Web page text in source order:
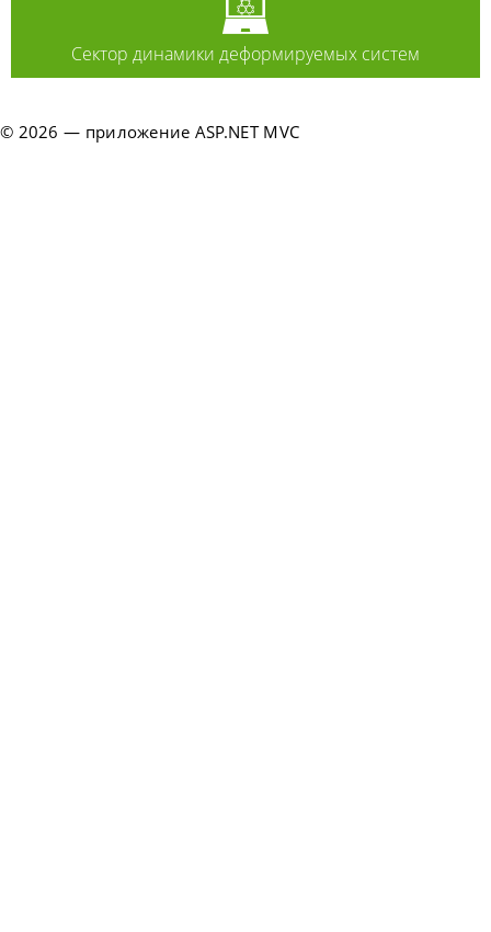
Сектор динамики деформируемых систем
© 2026 — приложение ASP.NET MVC